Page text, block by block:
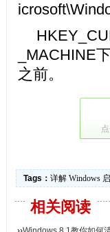
_MACHINE
之前。
Tags： 详解 Windows
相关阅读